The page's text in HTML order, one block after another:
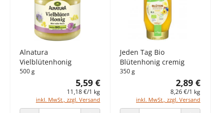
Alnatura
Vielblütenhonig
500 g
5,59 €
11,18 €/1 kg
inkl. MwSt., zzgl. Versand
Jeden Tag Bio
Blütenhonig cremig
350 g
2,89 €
8,26 €/1 kg
inkl. MwSt., zzgl. Versand